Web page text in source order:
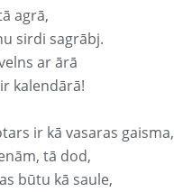
agrā,
sirdi sagrābj.
ar ārā
kalendārā!
ir kā vasaras gaisma,
tā dod,
būtu kā saule,